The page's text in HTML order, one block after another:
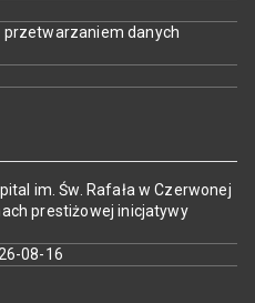
przetwarzaniem danych
im. Św. Rafała w Czerwonej
prestiżowej inicjatywy
08-16